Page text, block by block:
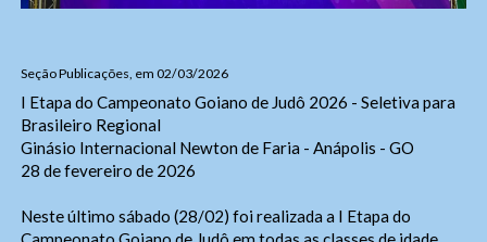
Seção Publicações, em 02/03/2026
I Etapa do Campeonato Goiano de Judô 2026 - Seletiva para
Brasileiro Regional
Ginásio Internacional Newton de Faria - Anápolis - GO
28 de fevereiro de 2026
Neste último sábado (28/02) foi realizada a I Etapa do